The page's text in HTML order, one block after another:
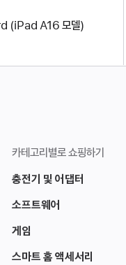
A16 모델)
카테고리별로 쇼핑하기
충전기 및 어댑터
소프트웨어
게임
스마트 홈 액세서리